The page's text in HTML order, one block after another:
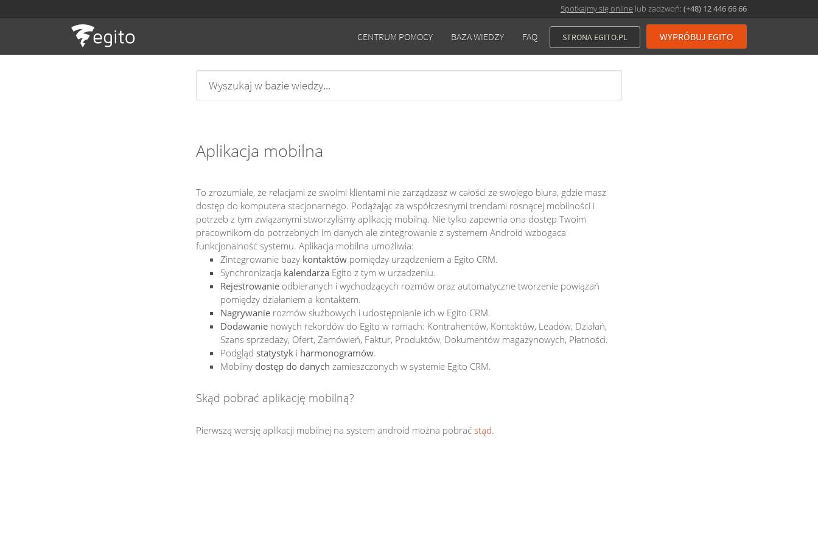
Spotkajmy się online lub zadzwoń: (+48) 12 446 66 66
CENTRUM POMOCY
BAZA WIEDZY FAQ STRONA EGITO.PL WYPRÓBUJ EGITO
Aplikacja mobilna
To zrozumiałe, że relacjami ze swoimi klientami nie zarządzasz w całości ze swojego biura, gdzie masz
dostęp do komputera stacjonarnego. Podążając za współczesnymi trendami rosnącej mobilności i
potrzeb z tym związanymi stworzyliśmy aplikację mobilną. Nie tylko zapewnia ona dostęp Twoim
pracownikom do potrzebnych im danych ale zintegrowanie z systemem Android wzbogaca
funkcjonalność systemu. Aplikacja mobilna umożliwia:
Zintegrowanie bazy kontaktów pomiędzy urządzeniem a Egito CRM.
Synchronizacja kalendarza Egito z tym w urzadzeniu.
Rejestrowanie odbieranych i wychodzących rozmów oraz automatyczne tworzenie powiązań
pomiędzy działaniem a kontaktem.
Nagrywanie rozmów służbowych i udostępnianie ich w Egito CRM.
Dodawanie nowych rekordów do Egito w ramach: Kontrahentów, Kontaktów, Leadów, Działań,
Szans sprzedaży, Ofert, Zamówień, Faktur, Produktów, Dokumentów magazynowych, Płatności.
Podgląd statystyk i harmonogramów.
Mobilny dostęp do danych zamieszczonych w systemie Egito CRM.
Skąd pobrać aplikację mobilną?
Pierwszą wersję aplikacji mobilnej na system android można pobrać stąd.